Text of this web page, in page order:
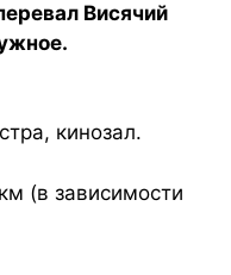
Висячий
кинозал.
(в зависимости